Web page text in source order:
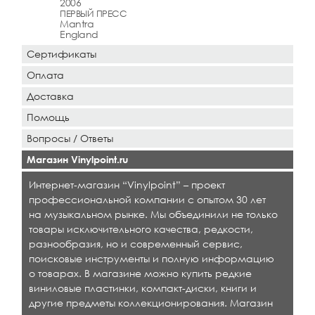
ПЕРВЫЙ ПРЕСС
Mantra
England
Сертификаты
Оплата
Доставка
Помощь
Вопросы / Ответы
Магазин Vinylpoint.ru
Интернет-магазин “Vinylpoint” – проект
профессиональной компании с опытом 30 лет
на музыкальном рынке. Мы объединили не только
товары исключительного качества, редкости,
разнообразия, но и современный сервис,
поисковые инструменты и полную информацию
о товарах. В магазине можно купить редкие
виниловые пластинки, компакт-диски, книги и
другие предметы коллекционирования. Магазин